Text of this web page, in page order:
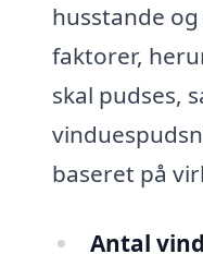
husstande
faktorer,
skal pudses,
baseret på
Antal